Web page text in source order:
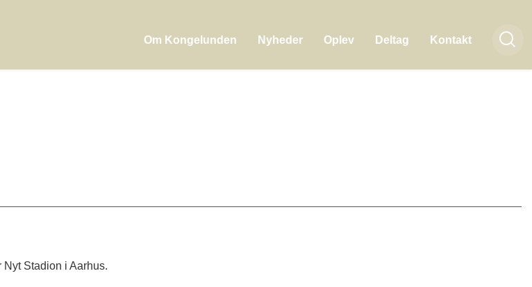
Om Kongelunden Nyheder Oplev Deltag Kontakt
Stadion i Aarhus.